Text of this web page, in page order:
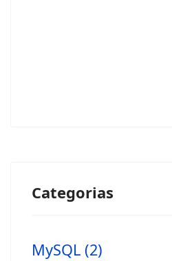
Categorias
MySQL (2)